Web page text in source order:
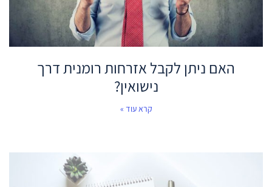
האם ניתן לקבל אזרחות רומנית דרך
נישואין?
קרא עוד »